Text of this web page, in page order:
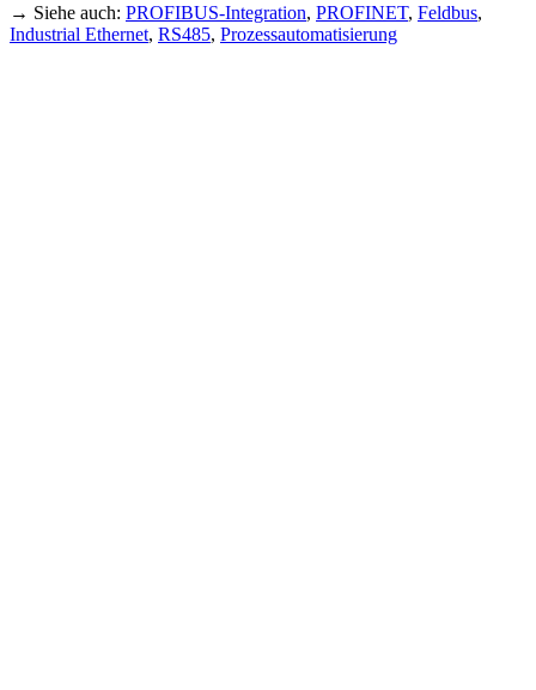
→ Siehe auch: PROFIBUS-Integration, PROFINET, Feldbus,
Industrial Ethernet, RS485, Prozessautomatisierung